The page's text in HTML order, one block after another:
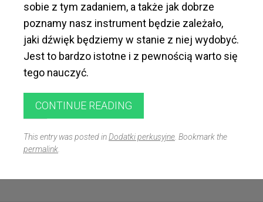
sobie z tym zadaniem, a także jak dobrze
poznamy nasz instrument będzie zależało,
jaki dźwięk będziemy w stanie z niej wydobyć.
Jest to bardzo istotne i z pewnością warto się
tego nauczyć.
CONTINUE READING
This entry was posted inDodatki perkusyjne . Bookmark the
permalink